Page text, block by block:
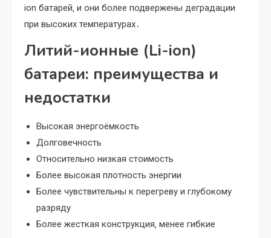
ion батарей‚ и они более подвержены деградации
при высоких температурах․
Литий-ионные (Li-ion)
батареи: преимущества и
недостатки
Высокая энергоёмкость
Долговечность
Относительно низкая стоимость
Более высокая плотность энергии
Более чувствительны к перегреву и глубокому
разряду
Более жесткая конструкция‚ менее гибкие